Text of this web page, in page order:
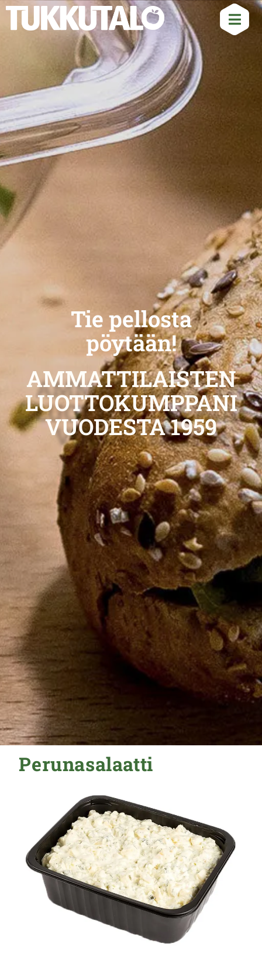
Tie pellosta
pöytään!
AMMATTILAISTEN
LUOTTOKUMPPANI
VUODESTA 1959
Perunasalaatti